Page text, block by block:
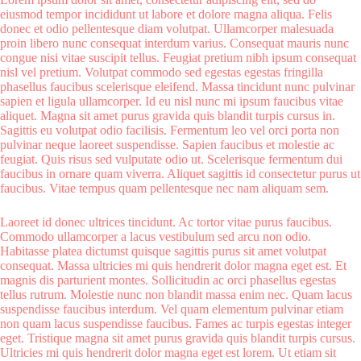
eiusmod tempor incididunt ut labore et dolore magna aliqua. Felis
donec et odio pellentesque diam volutpat. Ullamcorper malesuada
proin libero nunc consequat interdum varius. Consequat mauris nunc
congue nisi vitae suscipit tellus. Feugiat pretium nibh ipsum consequat
nisl vel pretium. Volutpat commodo sed egestas egestas fringilla
phasellus faucibus scelerisque eleifend. Massa tincidunt nunc pulvinar
sapien et ligula ullamcorper. Id eu nisl nunc mi ipsum faucibus vitae
aliquet. Magna sit amet purus gravida quis blandit turpis cursus in.
Sagittis eu volutpat odio facilisis. Fermentum leo vel orci porta non
pulvinar neque laoreet suspendisse. Sapien faucibus et molestie ac
feugiat. Quis risus sed vulputate odio ut. Scelerisque fermentum dui
faucibus in ornare quam viverra. Aliquet sagittis id consectetur purus ut
faucibus. Vitae tempus quam pellentesque nec nam aliquam sem.
Laoreet id donec ultrices tincidunt. Ac tortor vitae purus faucibus.
Commodo ullamcorper a lacus vestibulum sed arcu non odio.
Habitasse platea dictumst quisque sagittis purus sit amet volutpat
consequat. Massa ultricies mi quis hendrerit dolor magna eget est. Et
magnis dis parturient montes. Sollicitudin ac orci phasellus egestas
tellus rutrum. Molestie nunc non blandit massa enim nec. Quam lacus
suspendisse faucibus interdum. Vel quam elementum pulvinar etiam
non quam lacus suspendisse faucibus. Fames ac turpis egestas integer
eget. Tristique magna sit amet purus gravida quis blandit turpis cursus.
Ultricies mi quis hendrerit dolor magna eget est lorem. Ut etiam sit